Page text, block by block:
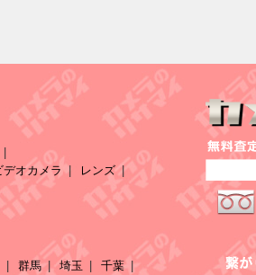
デオカメラ
レンズ
群馬 埼玉
千葉